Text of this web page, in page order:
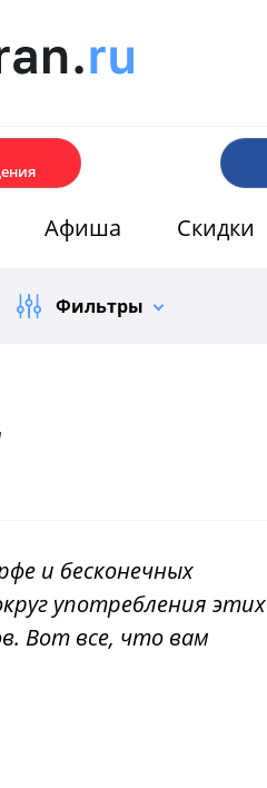
Афиша Скидки
Фильтры
и бесконечных
употребления этих
Вот все, что вам